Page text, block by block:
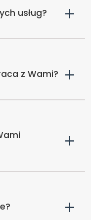
usług? +
z Wami? +
+
+